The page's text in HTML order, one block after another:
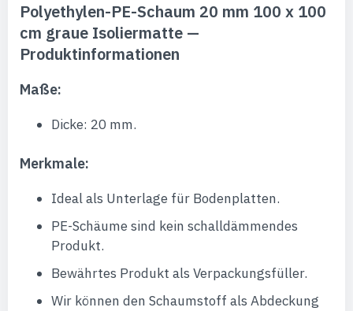
Polyethylen-PE-Schaum 20 mm 100 x 100
cm graue Isoliermatte —
Produktinformationen
Maße:
Dicke: 20 mm.
Merkmale:
Ideal als Unterlage für Bodenplatten.
PE-Schäume sind kein schalldämmendes
Produkt.
Bewährtes Produkt als Verpackungsfüller.
Wir können den Schaumstoff als Abdeckung